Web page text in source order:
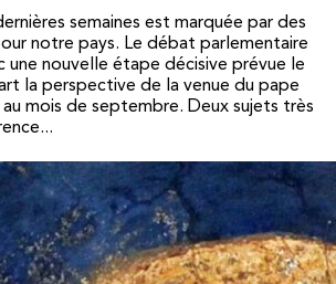
semaines est marquée par des
notre pays. Le débat parlementaire
une nouvelle étape décisive prévue le
la perspective de la venue du pape
au mois de septembre. Deux sujets très